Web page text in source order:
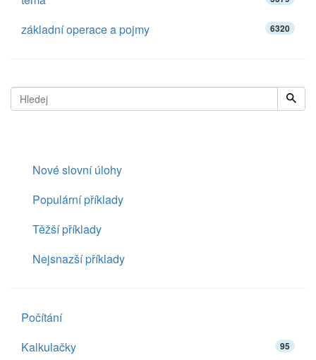
základní operace a pojmy 6320
Nové slovní úlohy
Populární příklady
Těžší příklady
Nejsnazší příklady
Počítání
Kalkulačky
95